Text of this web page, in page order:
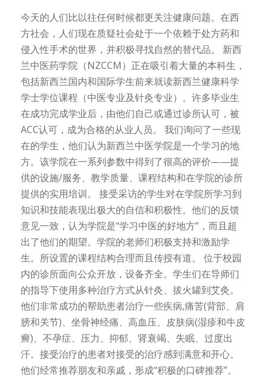
今天的人们比以往任何时候都更关注健康问题。在西
方社会，人们现在质疑社会处于一个依赖于处方药和
侵入性手术的世界，并积极寻找自然的替代品。 新西
兰中医药学院（NZCCM）正在吸引着大量的本科生，
包括新西兰国内和国际学生前来就读新西兰健康科学
学士学位课程（中医专业及针灸专业）。许多毕业生
在成功完成学业后，由他们自己或通过诊所认可，被
ACC认可，成为合格的从业人员。 我们询问了一些现
在的学生，他们认为新西兰中医学院是一个学习的地
方。该学院在一系列参数中得到了很高的评价——提
供的设施/服务、教学质量、课程结构和在学院的诊所
提供的实用培训。 接受采访的学生对在学院所学习到
知识和技能表现出极大的自信和积极性。他们的反馈
意见一致，认为学院是“学习中医的好地方”，而且超
出了他们的期望。学院的老师们积极支持和激励学
生。所设置的课程结构合理而且传授有道。 位于校园
内的诊所面向公众开放，设备齐全。学生们在导师们
的指导下使用多种治疗方式从针灸、拔火罐到艾灸。
他们非常成功的帮助患者治疗一些疾病,痛苦(背部、肩
膀和关节)、坐骨神经痛、高血压、皮肤病(湿疹和牛皮
癣)、不孕症、压力、抑郁、肾衰竭、失眠、过度出
汗。接受治疗的患者对接受的治疗感到满意和开心。
他们经常推荐朋友和亲戚，形成“积极的口碑推荐”。